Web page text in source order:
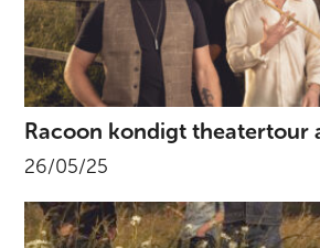
Racoon kondigt theatertour
26/05/25